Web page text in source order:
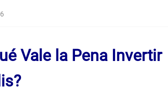
Vale la Pena Invertir